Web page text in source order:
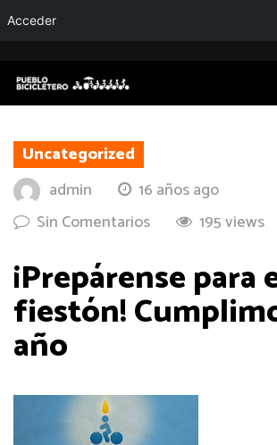
Uncategorized
admin
16 años ago
Sin Comentarios
195 views
¡Prepárense para
fiestón!
año
Acceder